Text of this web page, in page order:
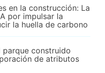
en la construcción: La
por impulsar la
la huella de carbono
parque construido
de atributos